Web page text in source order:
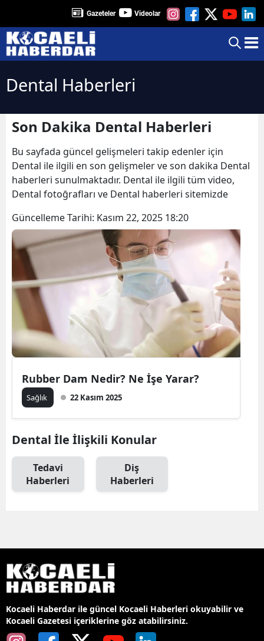
Gazeteler Videolar
Dental Haberleri
Son Dakika Dental Haberleri
Bu sayfada güncel gelişmeleri takip edenler için
Dental ile ilgili en son gelişmeler ve son dakika Dental
haberleri sunulmaktadır. Dental ile ilgili tüm video,
Dental fotoğrafları ve Dental haberleri sitemizde
Güncelleme Tarihi: Kasım 22, 2025 18:20
Rubber Dam Nedir? Ne İşe Yarar?
Sağlık 22 Kasım 2025
Dental İle İlişkili Konular
Tedavi
Haberleri
Diş
Haberleri
Kocaeli Haberdar ile güncel Kocaeli Haberleri okuyabilir ve
Kocaeli Gazetesi içeriklerine göz atabilirsiniz.